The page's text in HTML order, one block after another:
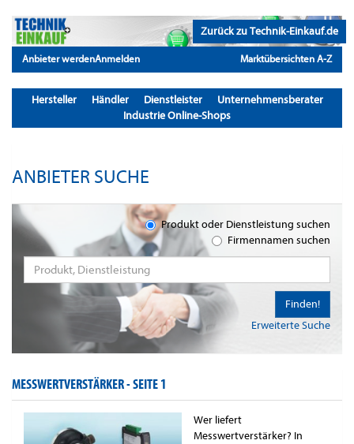
Zurück zu Technik-Einkauf.de
Anbieter werdenAnmelden Marktübersichten A-Z
Hersteller Händler Dienstleister
Unternehmensberater
Industrie Online-Shops
ANBIETER SUCHE
Produkt oder Dienstleistung suchen
Firmennamen suchen
Erweiterte Suche
Finden!
MESSWERTVERSTÄRKER -SEITE 1
Wer liefert
Messwertverstärker? In